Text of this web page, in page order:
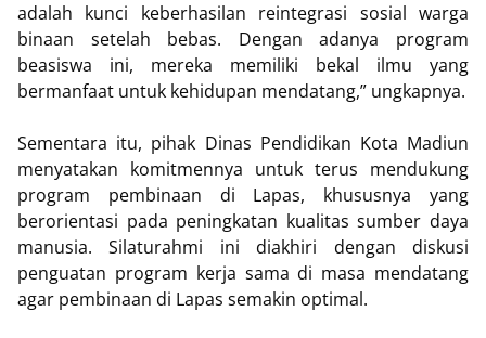
adalah kunci keberhasilan reintegrasi sosial warga
binaan setelah bebas. Dengan adanya program
beasiswa ini, mereka memiliki bekal ilmu yang
bermanfaat untuk kehidupan mendatang,” ungkapnya.
Sementara itu, pihak Dinas Pendidikan Kota Madiun
menyatakan komitmennya untuk terus mendukung
program pembinaan di Lapas, khususnya yang
berorientasi pada peningkatan kualitas sumber daya
manusia. Silaturahmi ini diakhiri dengan diskusi
penguatan program kerja sama di masa mendatang
agar pembinaan di Lapas semakin optimal.